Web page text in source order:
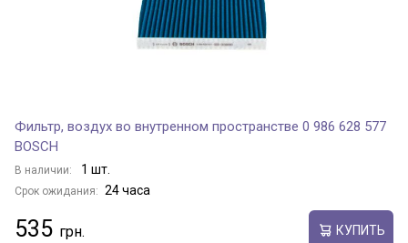
Фильтр, воздух во внутренном пространстве 0 986 628 577
BOSCH
В наличии: 1 шт.
Срок ожидания: 24 часа
535 КУПИТЬ